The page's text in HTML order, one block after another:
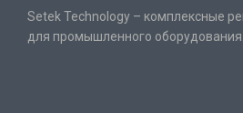
Setek Technology – комплексные
для промышленного оборудования.